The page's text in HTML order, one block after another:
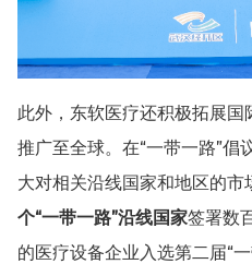
此外，东软医疗还积极拓展
推广至全球。在“一带一路”倡
大对相关沿线国家和地区的市
个“一带一路”沿线国家签署数
的医疗设备企业入选第二届“